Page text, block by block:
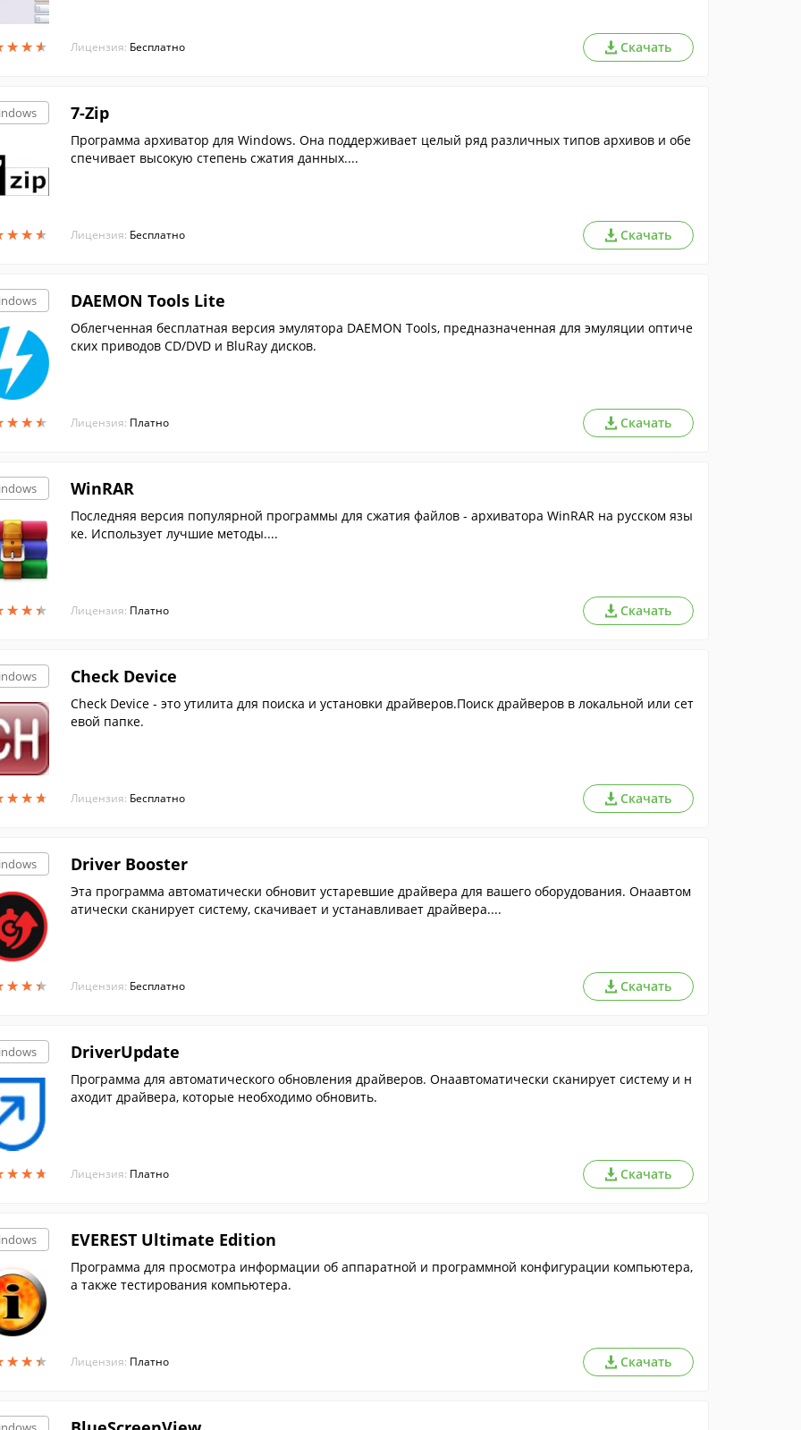
★★★
★★★ Лицензия: Бесплатно Скачать
★★★
★★★
7-Zip
Программа архиватор для Windows. Она поддерживает целый ряд различных типов архивов и обе
спечивает высокую степень сжатия данных....
Лицензия: Бесплатно Скачать
★★★
★★★
DAEMON Tools Lite
Облегченная бесплатная версия эмулятора DAEMON Tools, предназначенная для эмуляции оптиче
ских приводов CD/DVD и BluRay дисков.
Лицензия: Платно Скачать
★★★
★★★
WinRAR
Последняя версия популярной программы для сжатия файлов - архиватора WinRAR на русском язы
ке. Использует лучшие методы....
Лицензия: Платно Скачать
★★★
★★★
Check Device
Check Device - это утилита для поиска и установки драйверов.Поиск драйверов в локальной или сет
евой папке.
Лицензия: Бесплатно Скачать
★★★
★★★
Driver Booster
Эта программа автоматически обновит устаревшие драйвера для вашего оборудования. Онаавтом
атически сканирует систему, скачивает и устанавливает драйвера....
Лицензия: Бесплатно Скачать
★★★
★★★
DriverUpdate
Программа для автоматического обновления драйверов. Онаавтоматически сканирует систему и н
аходит драйвера, которые необходимо обновить.
Лицензия: Платно Скачать
★★★
★★★
EVEREST Ultimate Edition
Программа для просмотра информации об аппаратной и программной конфигурации компьютера,
а также тестирования компьютера.
Лицензия: Платно Скачать